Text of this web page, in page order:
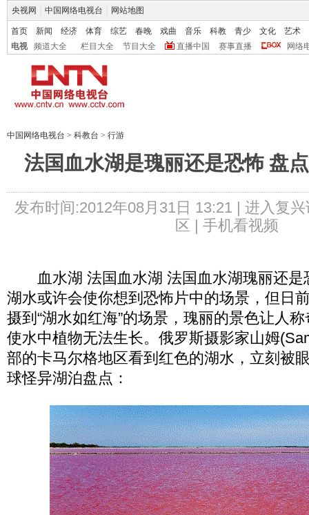
央视网 中国网络电视台 网站地图
首页 新闻 经济 体育 综艺 春晚 戏曲 音乐 科教 青少 文化
艺术
电视
频道大全 栏目大全 节目大全 直播中国 赛事直播 网络
中国网络电视台 > 科教台 > 行游
法国血水湖是瑰丽还是恐怖 盘
发布时间:2012年08月31日 13:21 | 进入复兴
区 | 手机看视频
血水湖 法国血水湖 法国血水湖瑰丽还是
湖水或许会使你想到恐怖片中的场景，但日
摄到“湖水如红海”的场景，瑰丽的景色让人
使水中植物无法生长。俄罗斯摄影家山姆
部的卡马尔格地区看到红色的湖水，立刻被
球怪异湖泊盘点：